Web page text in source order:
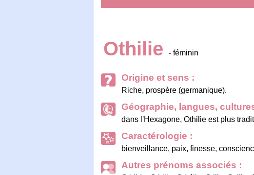
Othilie - féminin
Origine et sens :
Riche, prospère (germanique).
Géographie, langues,
dans l'Hexagone, Othilie est plus
Caractérologie :
bienveillance, paix, finesse,
Autres prénoms associés :